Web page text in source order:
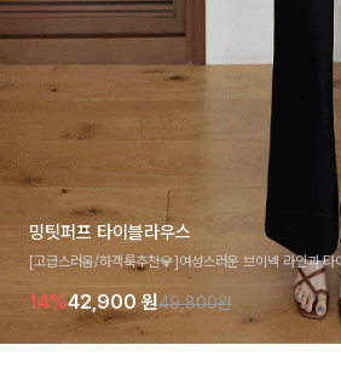
밍팃퍼프 타이블라우스
[고급스러움/하객룩추천💎]여성스러운 브이넥 라인과
라우스 🤍 여유로운 7부 소매로 편안하게 착용되며 데
기 좋은 아이템이에요
14%42,900 원49,800원